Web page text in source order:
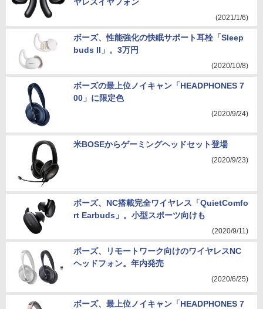
(2021/1/6)
ボーズ、性能強化の快眠サポート耳栓「Sleep
buds II」。3万円
(2020/10/8)
ボーズの最上位ノイキャン「HEADPHONES 7
00」に限定色
(2020/9/24)
米BOSEからゲーミングヘッドセット登場
(2020/9/23)
ボーズ、NC搭載完全ワイヤレス「QuietComfo
rt Earbuds」。小型スポーツ向けも
(2020/9/11)
ボーズ、リモートワーク向けのワイヤレスNC
ヘッドフォン。年内発売
(2020/6/25)
ボーズ、最上位ノイキャン「HEADPHONES 7